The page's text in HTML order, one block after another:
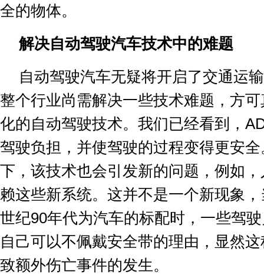
全的物体。
解决自动驾驶汽车技术中的难题
自动驾驶汽车无疑将开启了交通运
整个行业尚需解决一些技术难题，方
化的自动驾驶技术。我们已经看到，
驾驶负担，并使驾驶的过程变得更安
下，该技术也会引发新的问题，例如
赖这些新系统。这并不是一个新现象
世纪90年代为汽车的标配时，一些驾
自己可以不佩戴安全带的理由，显然
致额外伤亡事件的发生。